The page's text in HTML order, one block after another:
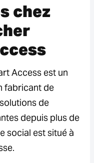
chez
Access est un
fabricant de
de
depuis plus de
social est situé à